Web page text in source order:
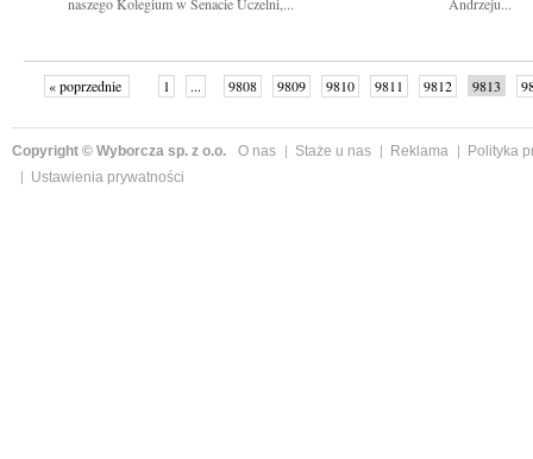
« poprzednie 1 ... 9808 9809 9810 9811 9812 9813
Copyright © Wyborcza sp. z o.o. O nas Staże u nas Reklama
Polityka
Ustawienia prywatności